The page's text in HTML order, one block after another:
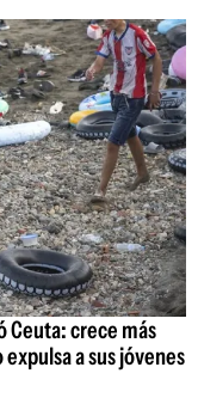
Ceuta: crece más
a sus jóvenes